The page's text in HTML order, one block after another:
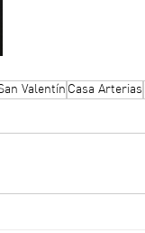
Valentín Casa Arterias